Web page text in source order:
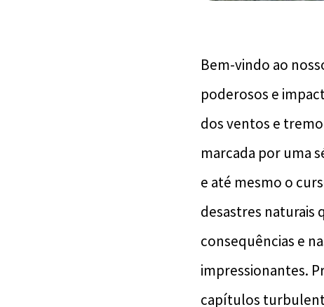
Bem-vindo ao
poderosos e
dos ventos e
marcada por uma
e até mesmo o
desastres naturais
consequências e
impressionantes.
capítulos